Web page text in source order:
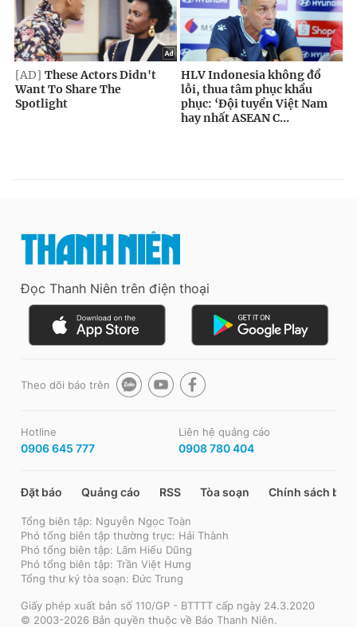
Đọc Thanh Niên trên điện thoại
Theo dõi báo trên
Hotline
0906 645 777
Liên hệ quảng cáo
0908 780 404
Đặt báo Quảng cáo RSS Tòa soạn Chính sách bảo
Tổng biên tập: Nguyễn Ngọc Toàn
Phó tổng biên tập thường trực: Hải Thành
Phó tổng biên tập: Lâm Hiếu Dũng
Phó tổng biên tập: Trần Việt Hưng
Tổng thư ký tòa soạn: Đức Trung
Giấy phép xuất bản số 110/GP - BTTTT cấp ngày 24.3.2020
© 2003-2026 Bản quyền thuộc về Báo Thanh Niên.